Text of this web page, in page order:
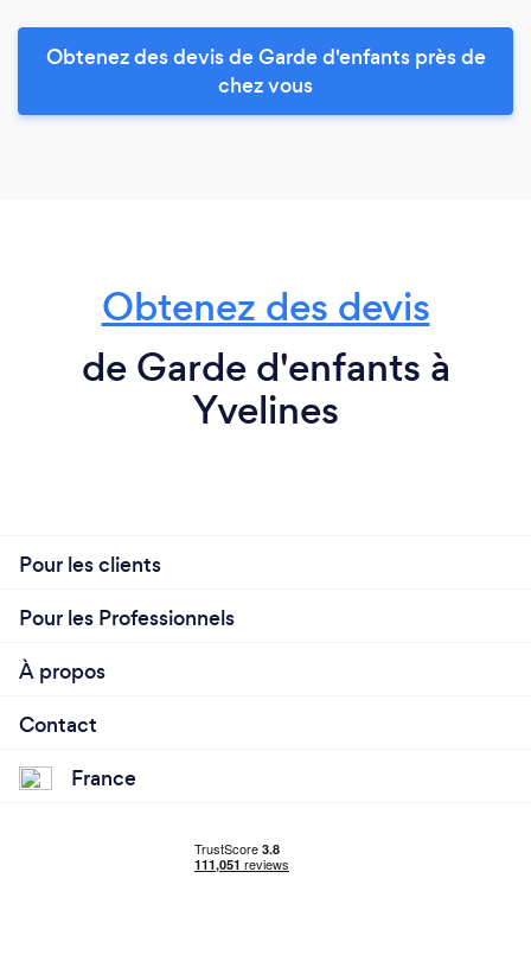
Obtenez des devis de Garde d'enfants près de
chez vous
Obtenez des devis
de Garde d'enfants à
Yvelines
Pour les clients
Pour les Professionnels
À propos
Contact
France